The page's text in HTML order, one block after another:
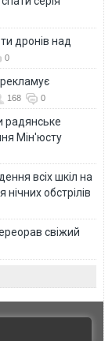
дронів над
0
168 0
радянське
Мін'юсту
всіх шкіл на
обстрілів
свіжий